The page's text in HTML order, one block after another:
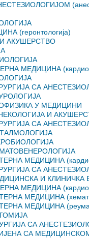
(геронтологија)
И АКУШЕРСТВО
МЕДИЦИНА
СА
У МЕДИЦИНИ
И
СА
МЕДИЦИНА
СА
МЕДИЦИНСКА И
МЕДИЦИНА
МЕДИЦИНА
МЕДИЦИНА
СА
СА